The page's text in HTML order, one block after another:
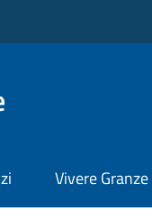
Vivere Granze